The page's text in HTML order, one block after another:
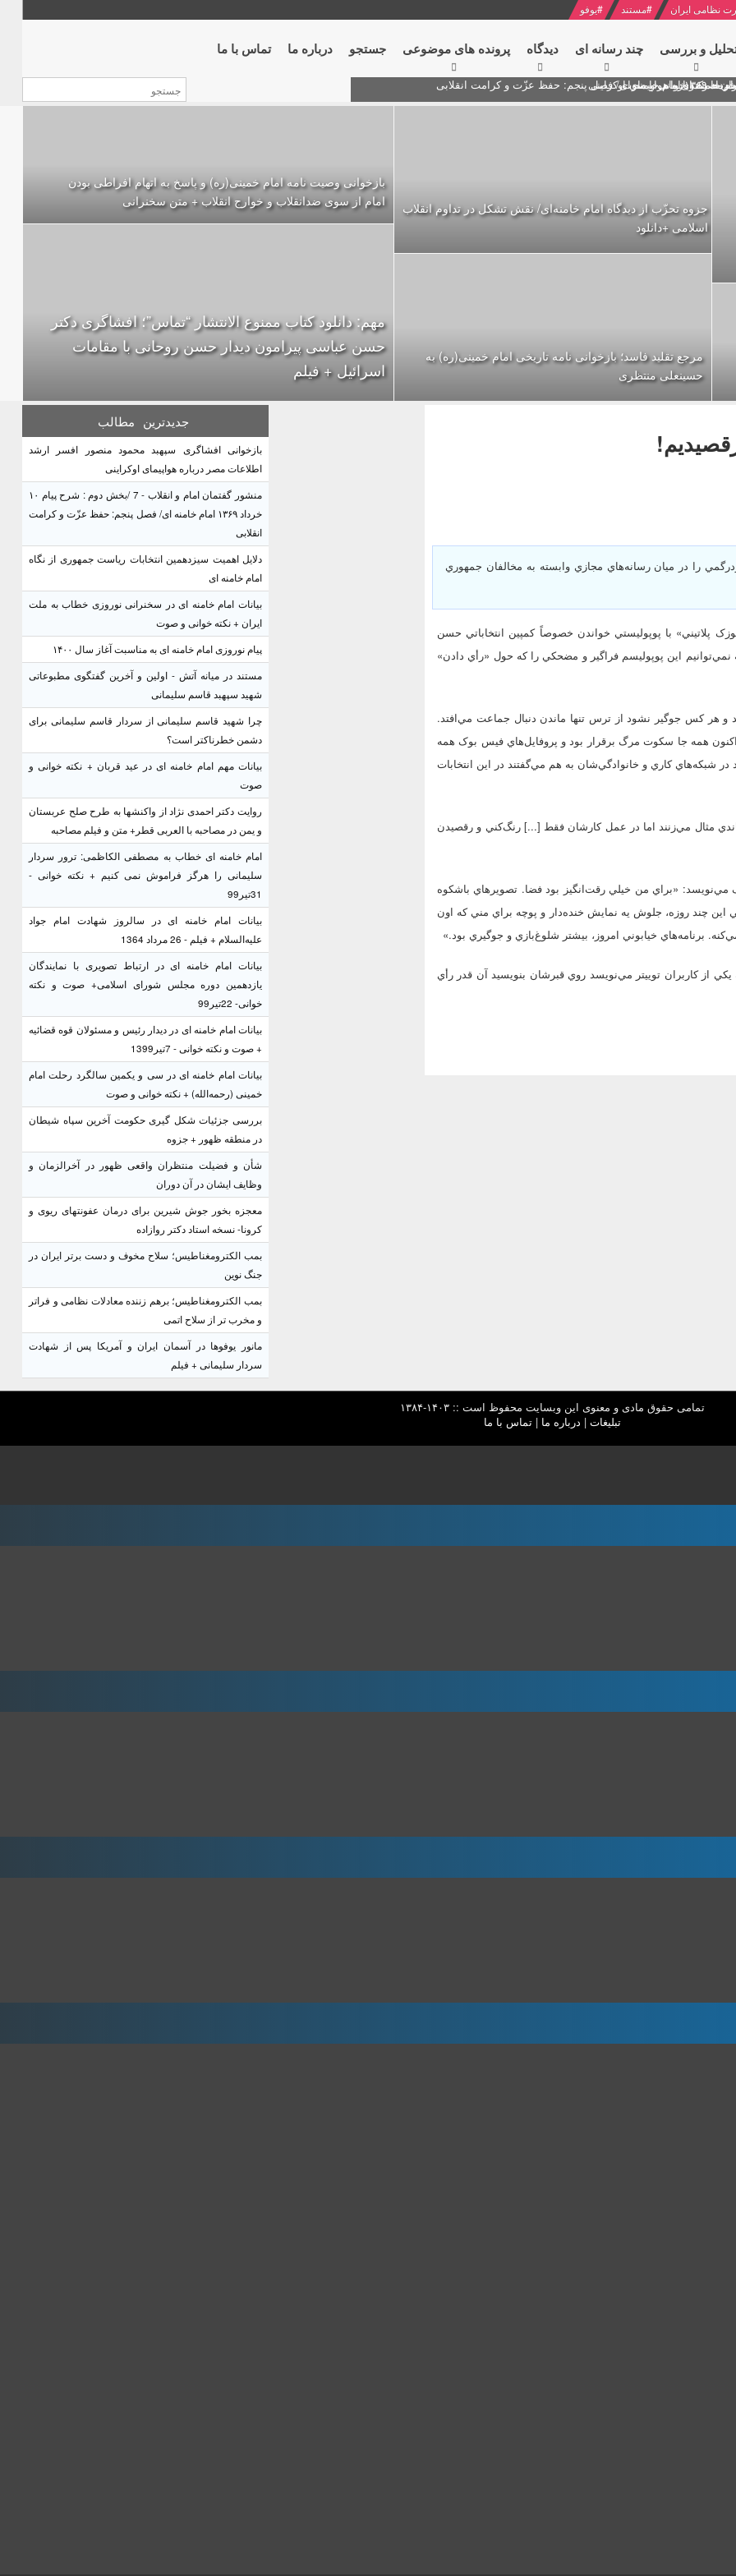
نظامی ایران #مستند #یوفو
و بررسی چند رسانه ای دیدگاه‌ پرونده های موضوعی جستجو درباره ما تماس با ما
درباره هواپیمای اوکراینی
خامنه ای
+ نکته خوانی و صوت
جزوه تحزّب از دیدگاه امام خامنه‌ای/ نقش تشکل در تداوم انقلاب
اسلامی +دانلود
مرجع تقلید فاسد؛ بازخوانی نامه تاریخی امام خمینی(ره) به
حسینعلی منتظری
بازخوانی وصیت نامه امام خمینی(ره) و پاسخ به اتهام افراطی بودن
امام از سوی ضدانقلاب و خوارج انقلاب + متن سخنرانی
مهم: دانلود کتاب ممنوع الانتشار “تماس”؛ افشاگری دکتر
حسن عباسی پیرامون دیدار حسن روحانی با مقامات
اسرائیل + فیلم
را در ميان رسانه‌هاي مجازي وابسته به مخالفان جمهوري
پلاتيني» با پوپوليستي خواندن خصوصاً کمپين انتخاباتي حسن
اين پوپوليسم فراگير و مضحکي را که حول «رأي دادن»
هر کس جوگير نشود از ترس تنها ماندن دنبال جماعت مي‌افتد.
اکنون همه جا سکوت مرگ برقرار بود و پروفايل‌هاي فيس بوک همه
شبکه‌هاي کاري و خانوادگي‌شان به هم مي‌گفتند در اين انتخابات
مثال مي‌زنند اما در عمل کارشان فقط [...] رنگ‌کني و رقصيدن
مي‌نويسد: «براي من خيلي رقت‌انگيز بود فضا. تصويرهاي باشکوه
چند روزه، جلوش يه نمايش خنده‌دار و پوچه براي مني که اون
برنامه‌هاي خيابوني امروز، بيشتر شلوغ‌بازي و جوگيري بود.»
از کاربران توييتر مي‌نويسد روي قبرشان بنويسيد آن قدر رأي
جدیدترین مطالب
بازخوانی افشاگری سپهبد محمود منصور افسر ارشد
اطلاعات مصر درباره هواپیمای اوکراینی
منشور گفتمان امام و انقلاب - 7 /بخش دوم : شرح پیام ۱۰
خرداد ۱۳۶۹ امام خامنه ای/ فصل پنجم: حفظ عزّت و کرامت
انقلابی
دلایل اهمیت سیزدهمین انتخابات ریاست جمهوری از نگاه
امام خامنه ای
بیانات امام خامنه ای در سخنرانی نوروزی خطاب به ملت
ایران + نکته خوانی و صوت
پیام نوروزی امام خامنه ای به مناسبت آغاز سال ۱۴۰۰
مستند در میانه آتش - اولین و آخرین گفتگوی مطبوعاتی
شهید سپهبد قاسم سلیمانی
چرا شهید قاسم سلیمانی از سردار قاسم سلیمانی برای
دشمن خطرناکتر است؟
بیانات مهم امام خامنه ای در عید قربان + نکته خوانی و
صوت
روایت دکتر احمدی نژاد از واکنشها به طرح صلح عربستان
و یمن در مصاحبه با العربی قطر+ متن و فیلم مصاحبه
امام خامنه ای خطاب به مصطفی الکاظمی: ترور سردار
سلیمانی را هرگز فراموش نمی کنیم + نکته خوانی -
31تیر99
بیانات امام خامنه ای در سالروز شهادت امام جواد
علیه‌السلام + فیلم - 26 مرداد 1364
بیانات امام خامنه ای در ارتباط تصویری با نمایندگان
یازدهمین دوره مجلس شورای اسلامی+ صوت و نکته
خوانی- 22تیر99
بیانات امام خامنه ای در دیدار رئیس و مسئولان قوه قضائیه
+ صوت و نکته خوانی - 7تیر1399
بیانات امام خامنه ای در سی و یکمین سالگرد رحلت امام
خمینی (رحمه‌الله) + نکته خوانی و صوت
بررسی جزئیات شکل گیری حکومت آخرین سپاه شیطان
در منطقه ظهور + جزوه
شأن و فضیلت منتظران واقعی ظهور در آخرالزمان و
وظایف ایشان در آن دوران
معجزه بخور جوش شیرین برای درمان عفونتهای ریوی و
کرونا- نسخه استاد دکتر روازاده
بمب الکترومغناطیس؛ سلاح مخوف و دست برتر ایران در
جنگ نوین
بمب الکترومغناطیس؛ برهم زننده معادلات نظامی و فراتر
و مخرب تر از سلاح اتمی
مانور یوفوها در آسمان ایران و آمریکا پس از شهادت
سردار سلیمانی + فیلم
تمامی حقوق مادی و معنوی این وبسایت محفوظ است :: ۱۴۰۳-۱۳۸۴
تبلیغات | درباره ما |تماس با ما